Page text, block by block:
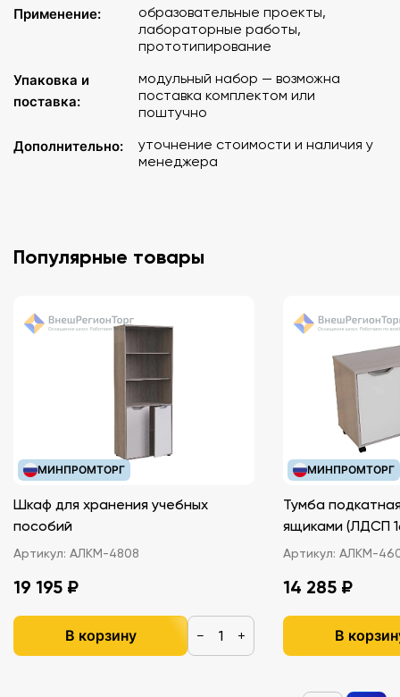
Применение:
образовательные проекты,
лабораторные работы,
прототипирование
Упаковка и
поставка:
модульный набор — возможна
поставка комплектом или
поштучно
Дополнительно:
уточнение стоимости и наличия у
менеджера
Популярные товары
МИНПРОМТОРГ
Шкаф для хранения учебных
пособий
Артикул: АЛКМ-4808
19 195 ₽
В корзину − +
МИНПРОМТОРГ
Тумба
ящиками
Артикул: АЛКМ-
14 285 ₽
В